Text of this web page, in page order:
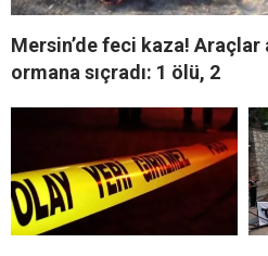
Mersin’de feci kaza! Araçlar
ormana sıçradı: 1 ölü, 2